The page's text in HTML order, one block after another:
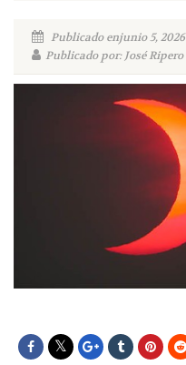
Publicado enjunio 5, 2026
Publicado por: José Ripero